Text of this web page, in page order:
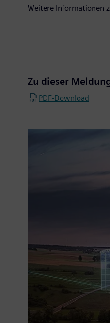
Weitere Informationen
Zu dieser
PDF-Download